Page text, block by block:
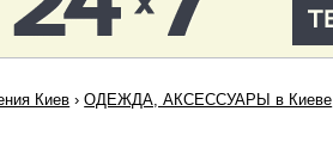
Киев ›ОДЕЖДА, АКСЕССУАРЫ в Киеве